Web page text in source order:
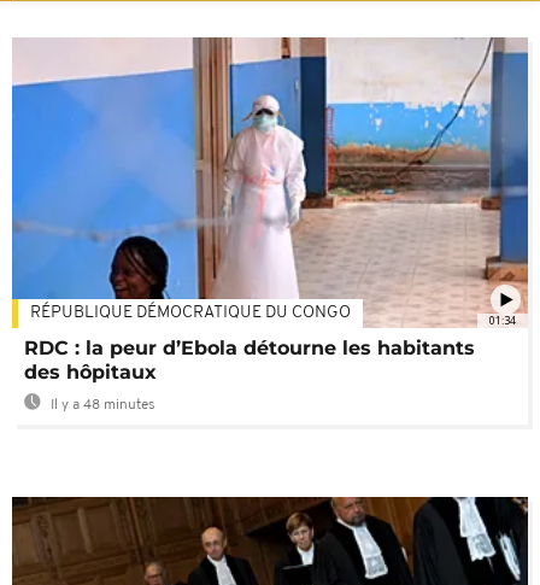
01:34
RÉPUBLIQUE DÉMOCRATIQUE DU CONGO
RDC : la peur d’Ebola détourne les habitants
des hôpitaux
Il y a 48 minutes